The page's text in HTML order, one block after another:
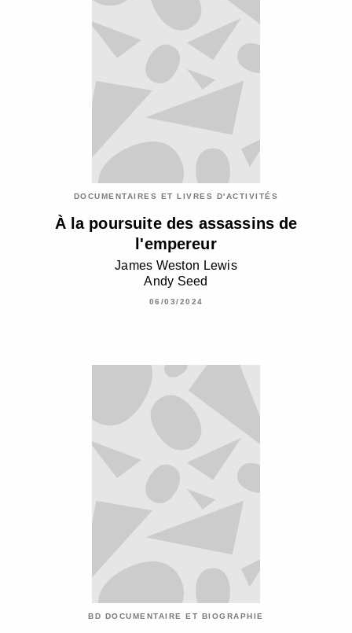
DOCUMENTAIRES ET LIVRES D'ACTIVITÉS
À la poursuite des assassins de
l'empereur
James Weston Lewis
Andy Seed
06/03/2024
BD DOCUMENTAIRE ET BIOGRAPHIE